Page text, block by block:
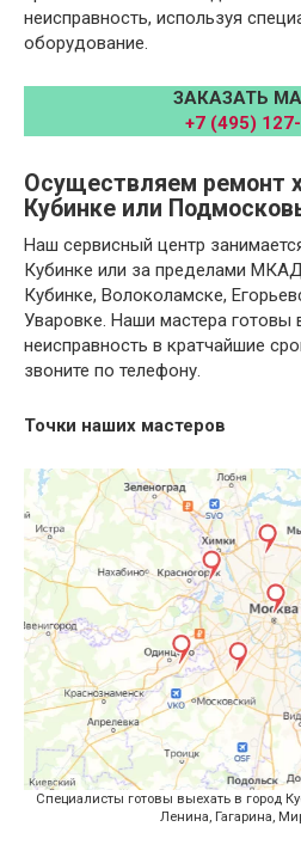
неисправность, используя
оборудование.
ЗАКАЗАТЬ
+7 (495)
Осуществляем ремонт
Кубинке или
Наш сервисный центр
Кубинке или за пределами
Кубинке, Волоколамске,
Уваровке. Наши мастера готовы
неисправность в кратчайшие
звоните по телефону.
Точки наших мастеров
Специалисты готовы выехать в город
Ленина, Гагарина,